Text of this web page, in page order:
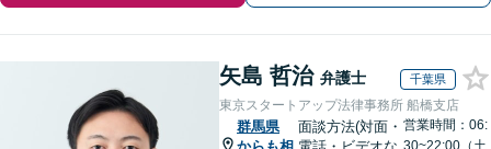
矢島 哲治 弁護士 千葉県
東京スタートアップ法律事務所 船橋支店
群馬県
からも相
面談方法(対面・
電話・ビデオな
営業時間：06:
30~22:00（土